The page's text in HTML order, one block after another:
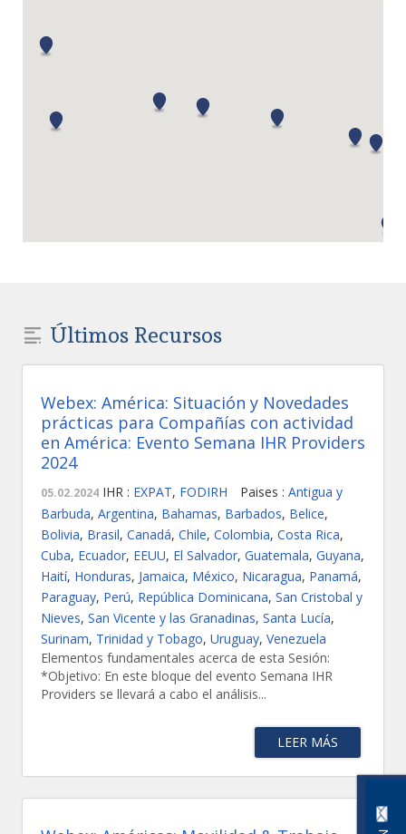
Últimos Recursos
Webex: América: Situación y Novedades
prácticas para Compañías con actividad
en América: Evento Semana IHR Providers
2024
05.02.2024 IHR : EXPAT, FODIRH Paises : Antigua y
Barbuda, Argentina, Bahamas, Barbados, Belice,
Bolivia, Brasil, Canadá, Chile, Colombia, Costa Rica,
Cuba, Ecuador, EEUU, El Salvador, Guatemala, Guyana,
Haití, Honduras, Jamaica, México, Nicaragua, Panamá,
Paraguay, Perú, República Dominicana, San Cristobal y
Nieves, San Vicente y las Granadinas, Santa Lucía,
Surinam, Trinidad y Tobago, Uruguay, Venezuela
Elementos fundamentales acerca de esta Sesión:
*Objetivo: En este bloque del evento Semana IHR
Providers se llevará a cabo el análisis...
LEER MÁS